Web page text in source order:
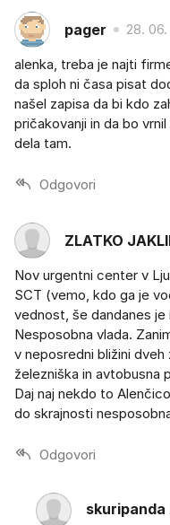
pager 28.
alenka, treba je najti
da sploh ni časa pisat
našel zapisa da bi kdo
pričakovanji in da bo
dela tam.
Odgovori
ZLATKO
Nov urgentni center v
SCT (vemo, kdo ga je
vednost, še dandanes
Nesposobna vlada.
v neposredni bližini
železniška in avtobusna
Daj naj nekdo to
do skrajnosti
Odgovori
skuripanda